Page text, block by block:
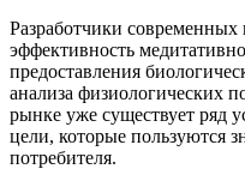
Разработчики
эффективность
предоставления
анализа физиологических
рынке уже существует ряд
цели, которые пользуются
потребителя.